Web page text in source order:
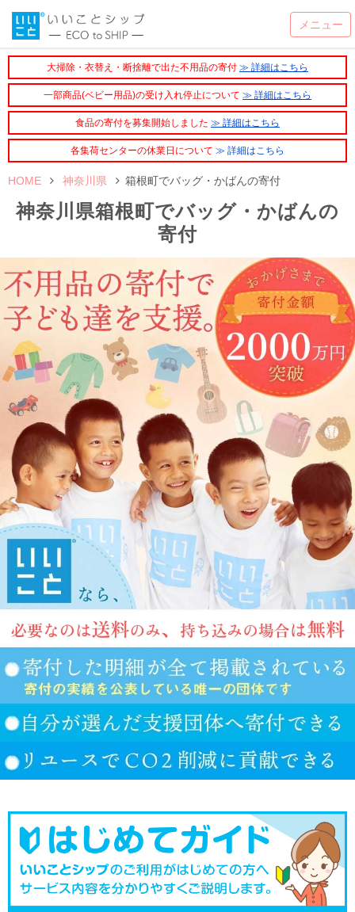
大掃除・衣替え・断捨離で出た不用品の寄付 ≫ 詳細はこちら
一部商品(ベビー用品)の受け入れ停止について ≫ 詳細はこちら
食品の寄付を募集開始しました ≫ 詳細はこちら
各集荷センターの休業日について ≫ 詳細はこちら
HOME 神奈川県 箱根町でバッグ・かばんの寄付
神奈川県箱根町でバッグ・かばんの
寄付